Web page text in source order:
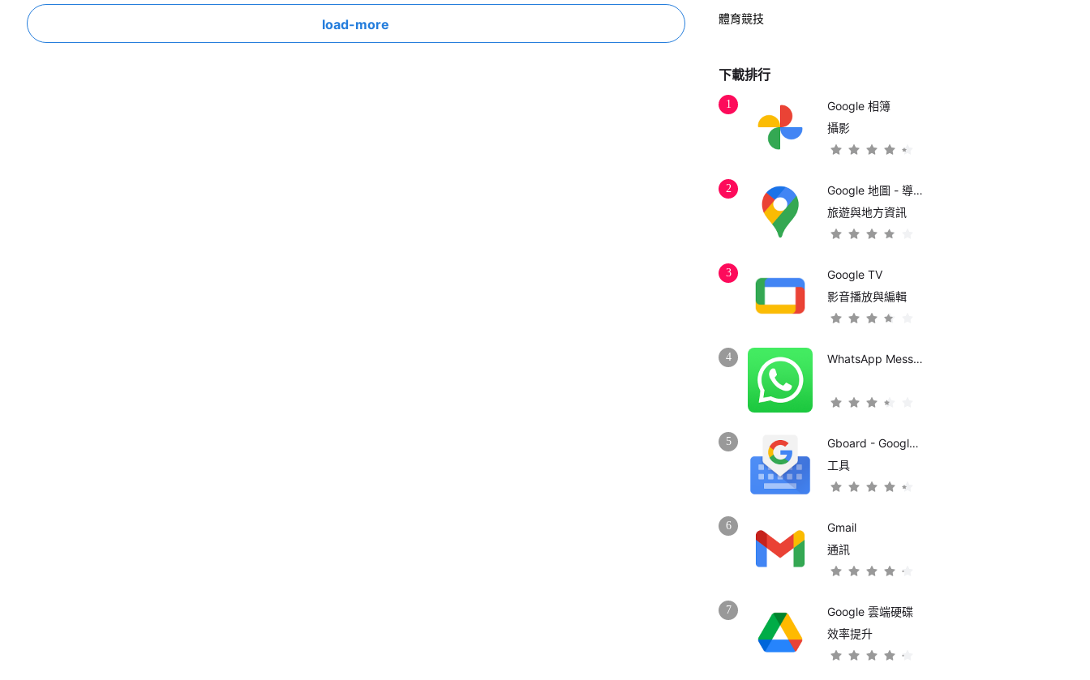
load-more
體育競技
下載排行
1
Google 相簿
攝影
2
Google 地圖 - 導航和大眾運輸
旅遊與地方資訊
3
Google TV
影音播放與編輯
4 WhatsApp Messenger
5
Gboard - Google 鍵盤
工具
6
Gmail
通訊
7
Google 雲端硬碟
效率提升